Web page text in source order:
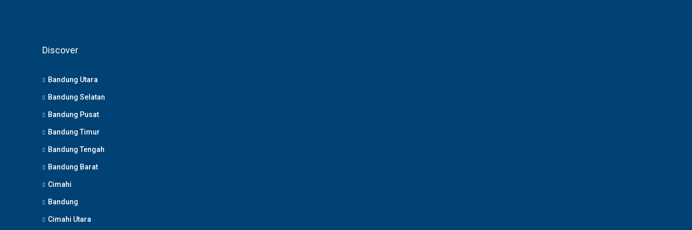
Discover
Bandung Utara
Bandung Selatan
Bandung Pusat
Bandung Timur
Bandung Tengah
Bandung Barat
Cimahi
Bandung
Cimahi Utara